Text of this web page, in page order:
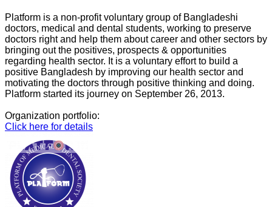
Platform is a non-profit voluntary group of Bangladeshi
doctors, medical and dental students, working to preserve
doctors right and help them about career and other sectors by
bringing out the positives, prospects & opportunities
regarding health sector. It is a voluntary effort to build a
positive Bangladesh by improving our health sector and
motivating the doctors through positive thinking and doing.
Platform started its journey on September 26, 2013.
Organization portfolio:
Click here for details